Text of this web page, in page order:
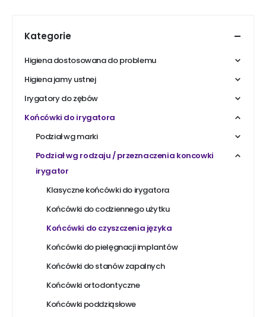
Kategorie
Higiena dostosowana do problemu
Higiena jamy ustnej
Irygatory do zębów
Końcówki do irygatora
Podział wg marki
Podział wg rodzaju / przeznaczenia koncowki
irygator
Klasyczne końcówki do irygatora
Końcówki do codziennego użytku
Końcówki do czyszczenia języka
Końcówki do pielęgnacji implantów
Końcówki do stanów zapalnych
Końcówki ortodontyczne
Końcówki poddziąsłowe